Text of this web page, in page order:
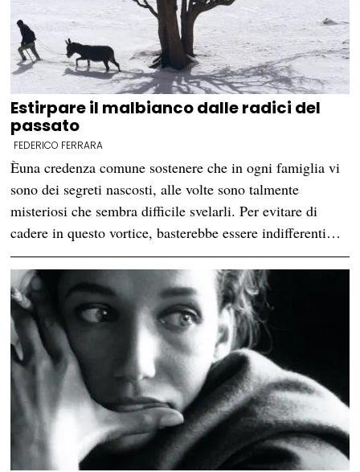
Estirpare il malbianco dalle radici del
passato
FEDERICO FERRARA
Èuna credenza comune sostenere che in ogni famiglia vi
sono dei segreti nascosti, alle volte sono talmente
misteriosi che sembra difficile svelarli. Per evitare di
cadere in questo vortice, basterebbe essere indifferenti…